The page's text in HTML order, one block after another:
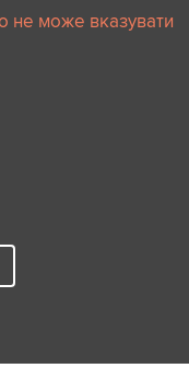
не може вказувати